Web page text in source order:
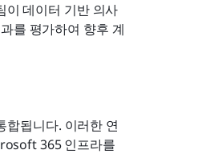
이 데이터 기반 의사
를 평가하여 향후 계
됩니다. 이러한 연
365 인프라를